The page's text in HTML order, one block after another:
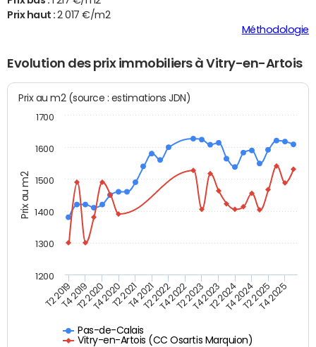
Prix haut :2 017 €/m2
Méthodologie
Evolution des prix immobiliers à Vitry-en-Artois
Prix au m2
Prix au m2 (source : estimations JDN)
Pas-de-Calais
Vitry-en-Artois (CC Osartis Marquion)
T2 2019T4 2019T2 2020T4 2020T2 2021T4 2021T2 2022T4 2022T2 2023T4 2023T2 2024T4 2024T2 2025T4 2025
1200
1300
1400
1500
1600
1700